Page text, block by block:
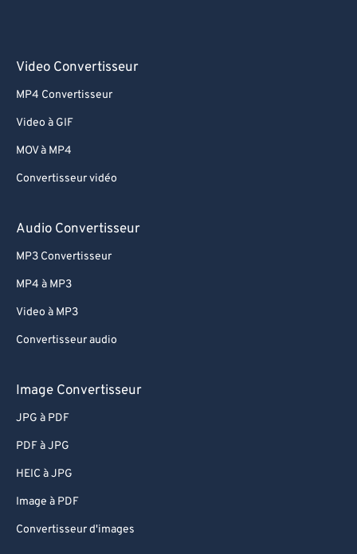
Video Convertisseur
MP4 Convertisseur
Video à GIF
MOV à MP4
Convertisseur vidéo
Audio Convertisseur
MP3 Convertisseur
MP4 à MP3
Video à MP3
Convertisseur audio
Image Convertisseur
JPG à PDF
PDF à JPG
HEIC à JPG
Image à PDF
Convertisseur d'images